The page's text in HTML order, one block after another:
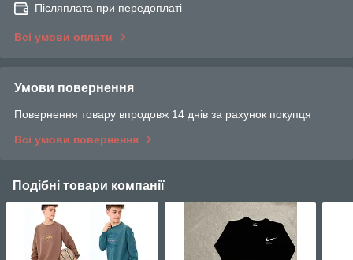
Післяплата при передоплаті
Всі умови оплати
Умови повернення
Повернення товару впродовж 14 днів за рахунок покупця
Всі умови повернення
Подібні товари компанії